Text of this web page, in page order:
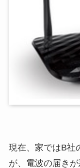
現在、家ではB社
が、電波の届き